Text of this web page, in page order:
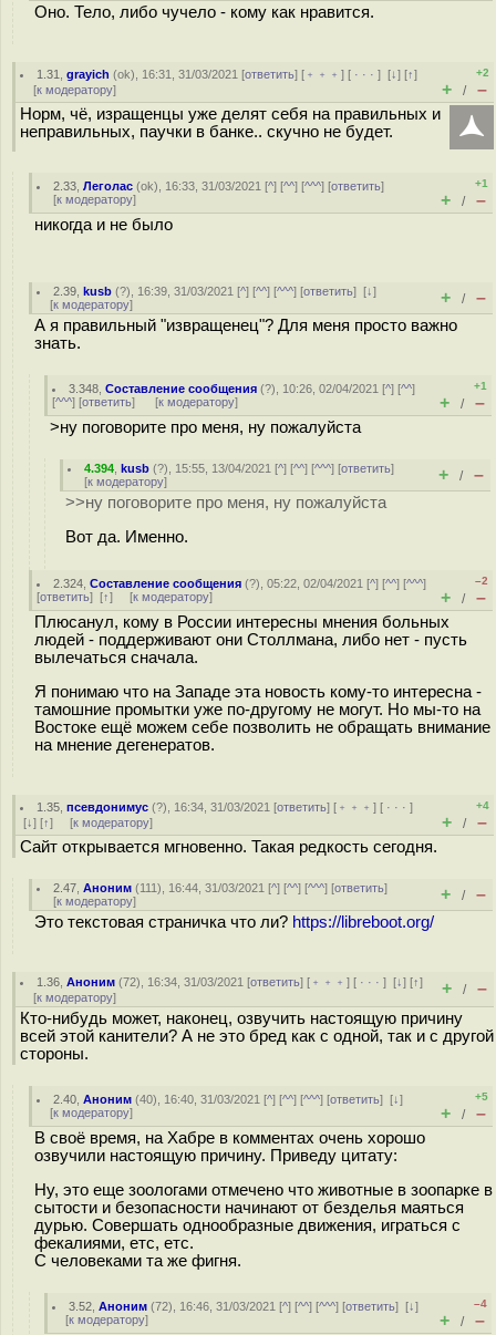
Оно. Тело, либо чучело - кому как нравится.
1.31 ,grayich (ok), 16:31, 31/03/2021 [ответить] [ ﹢﹢﹢] [ · · ·][↓] [↑]
[к модератору]
+2
+ / –
Норм, чё, изращенцы уже делят себя на правильных и
неправильных, паучки в банке.. скучно не будет.
2.33 ,Леголас (ok), 16:33, 31/03/2021 [^] [^^] [^^^] [ответить]
[к модератору]
+1
+ / –
никогда и не было
2.39 ,kusb (?), 16:39, 31/03/2021 [^] [^^] [^^^] [ответить][↓]
[к модератору] + / –
А я правильный "извращенец"? Для меня просто важно
знать.
3.348 ,Составление сообщения (?), 10:26, 02/04/2021 [^] [^^]
[^^^] [ответить] [к модератору]
+1
+ / –
>ну поговорите про меня, ну пожалуйста
4.394 ,kusb (?), 15:55, 13/04/2021 [^] [^^] [^^^] [ответить]
[к модератору] + / –
>>ну поговорите про меня, ну пожалуйста
Вот да. Именно.
2.324 ,Составление сообщения (?), 05:22, 02/04/2021 [^] [^^] [^^^]
[ответить] [↑] [к модератору]
–2
+ / –
Плюсанул, кому в России интересны мнения больных
людей - поддерживают они Столлмана, либо нет - пусть
вылечаться сначала.
Я понимаю что на Западе эта новость кому-то интересна -
тамошние промытки уже по-другому не могут. Но мы-то на
Востоке ещё можем себе позволить не обращать внимание
на мнение дегенератов.
1.35 ,псевдонимус (?), 16:34, 31/03/2021 [ответить] [ ﹢﹢﹢] [ · · ·]
[↓] [↑] [к модератору]
+4
+ / –
Сайт открывается мгновенно. Такая редкость сегодня.
2.47 ,Аноним (111), 16:44, 31/03/2021 [^] [^^] [^^^] [ответить]
[к модератору] + / –
Это текстовая страничка что ли? https://libreboot.org/
1.36 ,Аноним (72), 16:34, 31/03/2021 [ответить] [ ﹢﹢﹢] [ · · ·][↓] [↑]
[к модератору] + / –
Кто-нибудь может, наконец, озвучить настоящую причину
всей этой канители? А не это бред как с одной, так и с другой
стороны.
2.40 ,Аноним (40), 16:40, 31/03/2021 [^] [^^] [^^^] [ответить][↓]
[к модератору]
+5
+ / –
В своё время, на Хабре в комментах очень хорошо
озвучили настоящую причину. Приведу цитату:
Ну, это еще зоологами отмечено что животные в зоопарке в
сытости и безопасности начинают от безделья маяться
дурью. Совершать однообразные движения, играться с
фекалиями, етс, етс.
С человеками та же фигня.
3.52 ,Аноним (72), 16:46, 31/03/2021 [^] [^^] [^^^] [ответить][↓]
[к модератору]
–4
+ / –